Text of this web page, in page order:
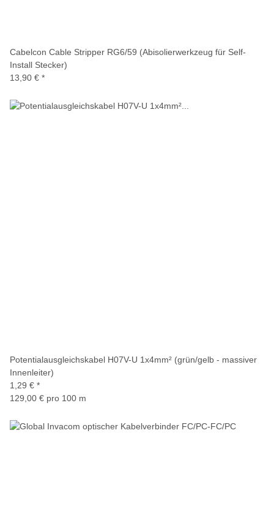
Cabelcon Cable Stripper RG6/59 (Abisolierwerkzeug für Self-
Install Stecker)
13,90 € *
Potentialausgleichskabel H07V-U 1x4mm² (grün/gelb - massiver
Innenleiter)
1,29 € *
129,00 € pro 100 m